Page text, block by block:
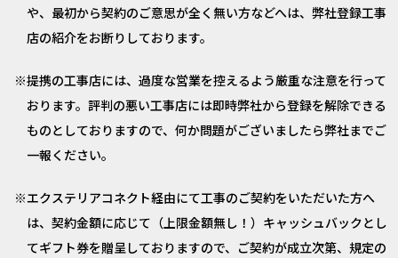
や、最初から契約のご意思が全く無い方などへは、弊社登録工事
店の紹介をお断りしております。
提携の工事店には、過度な営業を控えるよう厳重な注意を行って
おります。評判の悪い工事店には即時弊社から登録を解除できる
ものとしておりますので、何か問題がございましたら弊社までご
一報ください。
エクステリアコネクト経由にて工事のご契約をいただいた方へ
は、契約金額に応じて（上限金額無し！）キャッシュバックとし
てギフト券を贈呈しておりますので、ご契約が成立次第、規定の